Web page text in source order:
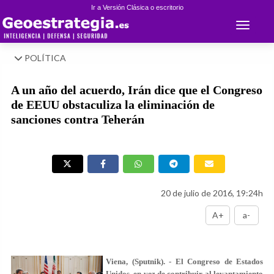
Ir a Versión Clásica o escritorio
Toggle
POLÍTICA
A un año del acuerdo, Irán dice que el Congreso
de EEUU obstaculiza la eliminación de
sanciones contra Teherán
20 de julio de 2016, 19:24h
A+ a-
Viena, (Sputnik). - El Congreso de Estados